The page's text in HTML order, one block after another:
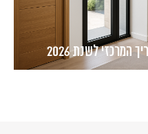
לשנת 2026